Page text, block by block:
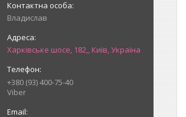
Владислав
Харківське шосе, 182,, Київ, Україна
+380 (93) 400-75-40
Viber